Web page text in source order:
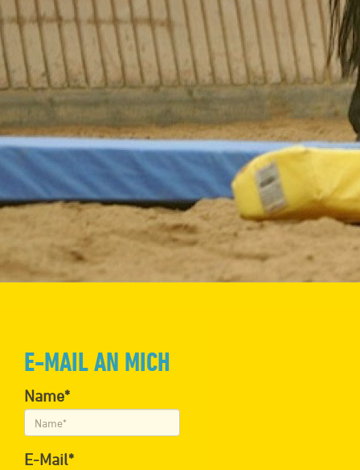
E-MAIL AN MICH
Name*
E-Mail*